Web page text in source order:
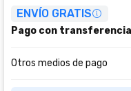
ENVÍO GRATIS
Pago con transferencia
Otros medios de pago